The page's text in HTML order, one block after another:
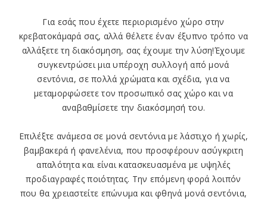
Για εσάς που έχετεπεριορισμένο χώρο στην
κρεβατοκάμαρά σας, αλλά θέλετε έναν έξυπνο τρόπο να
αλλάξετε τη διακόσμηση, σας έχουμε την λύση!Έχουμε
συγκεντρώσει μια υπέροχη συλλογή από μονά
σεντόνια, σε πολλά χρώματα και σχέδια, για να
μεταμορφώσετετον προσωπικό σας χώρο και να
αναβαθμίσετε την διακόσμησή του.
Επιλέξτε ανάμεσα σεμονά σεντόνιαμελάστιχο ήχωρίς,
βαμβακερά ή φανελένια, που προσφέρουνασύγκριτη
απαλότητα και είναι κατασκευασμένα με υψηλές
προδιαγραφές ποιότητας. Την επόμενη φορά λοιπόν
που θα χρειαστείτε επώνυμα καιφθηνά μονά σεντόνια,